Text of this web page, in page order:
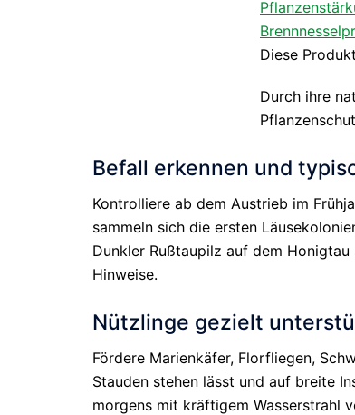
Diese
Durch ihre
Befall erkennen und
Kontrolliere ab dem Austrieb im
sammeln sich die ersten
Dunkler Rußtaupilz auf dem
Hinweise.
Nützlinge gezielt
Fördere Marienkäfer, Florfliegen,
Stauden stehen lässt und auf breite
morgens mit kräftigem Wasserstrahl